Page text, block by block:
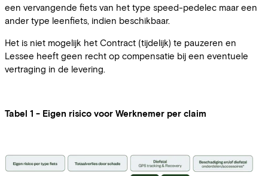
een vervangende fiets van het type speed-pedelec maar een
ander type leenfiets, indien beschikbaar.
Het is niet mogelijk het Contract (tijdelijk) te pauzeren en
Lessee heeft geen recht op compensatie bij een eventuele
vertraging in de levering.
Tabel 1 - Eigen risico voor Werknemer per claim